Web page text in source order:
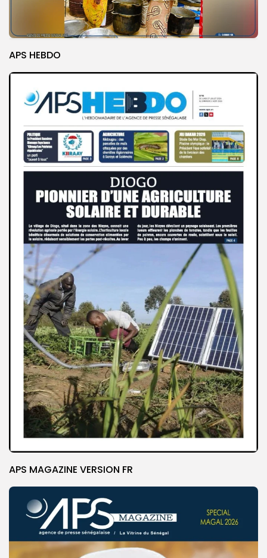
APS HEBDO
APS MAGAZINE VERSION FR